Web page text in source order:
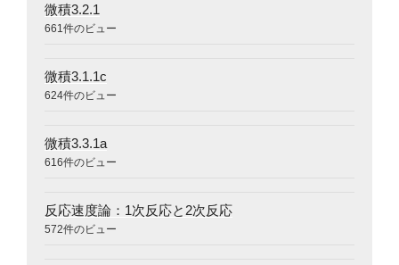
微積3.2.1
661件のビュー
微積3.1.1c
624件のビュー
微積3.3.1a
616件のビュー
反応速度論：1次反応と2次反応
572件のビュー